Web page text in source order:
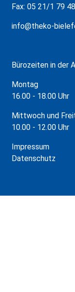
Fax: 05 21/1 79
info@theko-
Bürozeiten in der
Montag
16.00 - 18.00 Uhr
Mittwoch und
10.00 - 12.00 Uhr
Impressum
Datenschutz